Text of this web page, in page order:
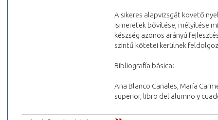
A sikeres alapvizsgát követő
ismeretek bővítése, mélyítése
készség azonos arányú
szintű kötetei kerülnek
Bibliografía básica:
Ana Blanco Canales, María
superior, libro del alumno y